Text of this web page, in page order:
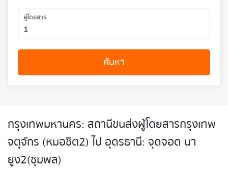
ผู้โดยสาร
ค้นหา
กรุงเทพมหานคร: สถานีขนส่งผู้โดยสารกรุงเทพ
จตุจักร (หมอชิต2) ไป อุดรธานี: จุดจอด นา
ยูง2(ชุมพล)